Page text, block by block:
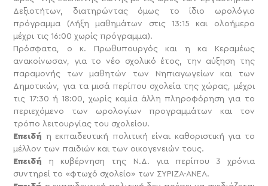
Δεξιοτήτων, διατηρώντας όμως το ίδιο ωρολόγιο
πρόγραμμα (Λήξη μαθημάτων στις 13:15 και ολοήμερο
μέχρι τις 16:00 χωρίς πρόγραμμα).
Πρόσφατα, ο κ. Πρωθυπουργός και η κα Κεραμέως
ανακοίνωσαν, για το νέο σχολικό έτος, την αύξηση της
παραμονής των μαθητών των Νηπιαγωγείων και των
Δημοτικών, για τα μισά περίπου σχολεία της χώρας, μέχρι
τις 17:30 ή 18:00, χωρίς καμία άλλη πληροφόρηση για το
περιεχόμενο των ωρολογίων προγραμμάτων και τον
τρόπο λειτουργίας του σχολείου.
Επειδή η εκπαιδευτική πολιτική είναι καθοριστική για το
μέλλον των παιδιών και των οικογενειών τους.
Επειδήη κυβέρνηση της Ν.Δ. για περίπου 3 χρόνια
συντηρεί το «φτωχό σχολείο» των ΣΥΡΙΖΑ-ΑΝΕΛ.